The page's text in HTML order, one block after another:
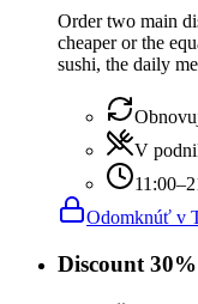
Order two main
cheaper or the
sushi, the daily
V
Odomknúť v
Discount 30%